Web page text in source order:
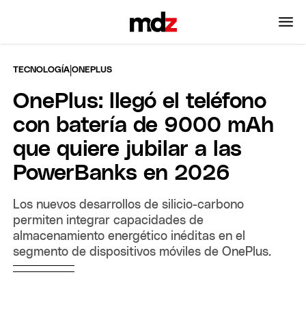
TECNOLOGÍA |ONEPLUS
OnePlus: llegó el teléfono
con batería de 9000 mAh
que quiere jubilar a las
PowerBanks en 2026
Los nuevos desarrollos de silicio-carbono
permiten integrar capacidades de
almacenamiento energético inéditas en el
segmento de dispositivos móviles de OnePlus.